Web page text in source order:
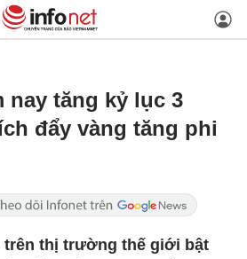
nay tăng kỷ lục 3
đẩy vàng tăng phi
trên thị trường thế giới bật